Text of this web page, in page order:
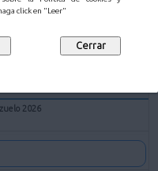
click en "Leer"
2026